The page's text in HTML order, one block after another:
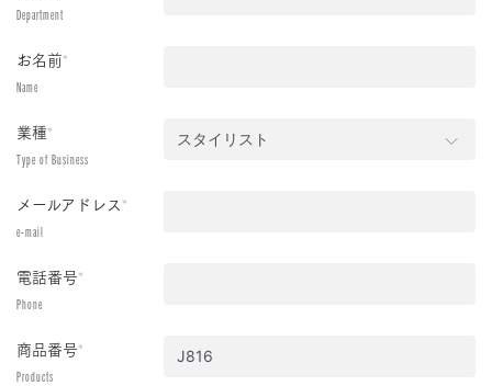
Department
お名前*
Name
業種*
Type of Business
メールアドレス*
e-mail
電話番号*
Phone
商品番号*
Products